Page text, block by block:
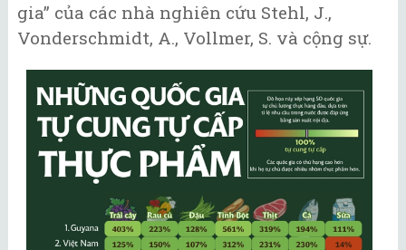
gia” của các nhà nghiên cứu Stehl, J.,
Vonderschmidt, A., Vollmer, S. và cộng sự.